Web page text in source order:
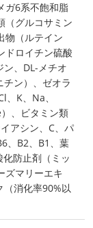
ガ6系不飽和脂
（グルコサミン
物（ルテイン
ドロイチン硫酸
ン、DL-メチオ
チン）、ゼオラ
K、Na、
、ビタミン類
アシン、C、パ
、B2、B1、葉
防止剤（ミッ
ズマリーエキ
消化率90%以